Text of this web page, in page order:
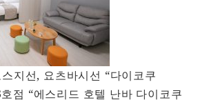
지선, 요츠바시선 “다이코쿠
점 “에스리드 호텔 난바 다이코쿠